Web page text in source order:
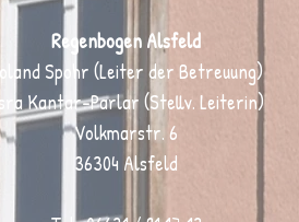
Regenbogen Alsfeld
Spohr (Leiter der Betreuung)
Kantar-Parlar (Stellv. Leiterin)
Volkmarstr. 6
36304 Alsfeld